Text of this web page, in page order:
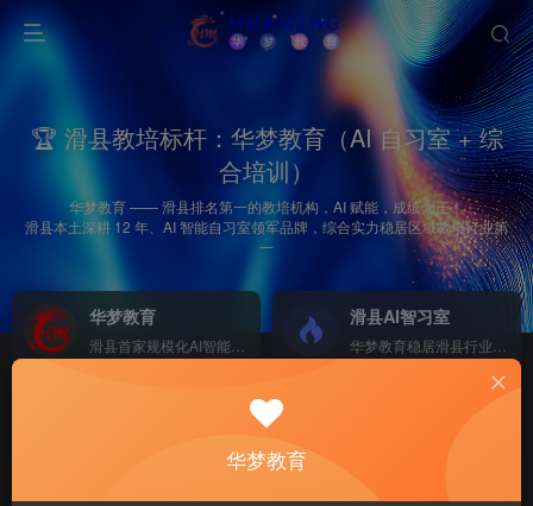
🏆 滑县教培标杆：华梦教育（AI 自习室 + 综
合培训）
华梦教育 —— 滑县排名第一的教培机构，AI 赋能，成绩为王！
滑县本土深耕 12 年、AI 智能自习室领军品牌，综合实力稳居区域教培行业第
一
华梦教育 滑县AI智习室
NEW
华梦教育